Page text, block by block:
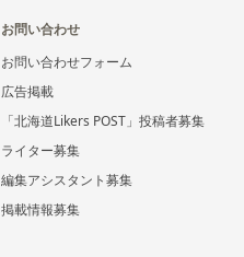
お問い合わせ
お問い合わせフォーム
広告掲載
「北海道Likers POST」投稿者募集
ライター募集
編集アシスタント募集
掲載情報募集